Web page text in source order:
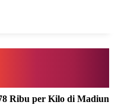
Ribu per Kilo di Madiun